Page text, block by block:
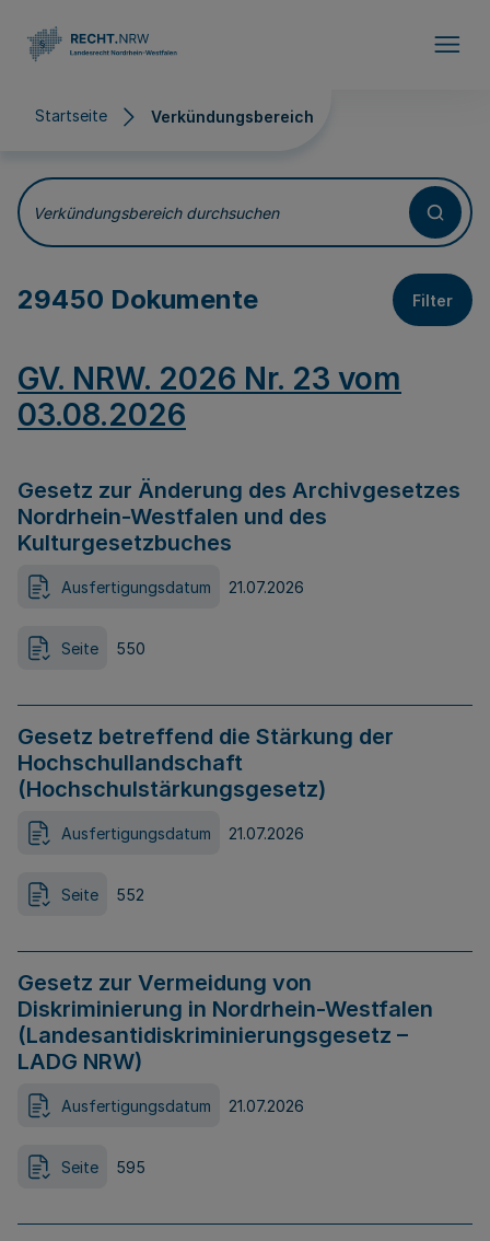
Startseite Verkündungsbereich
Verkündungsbereich
Verkündungsbereich durchsuchen
29450 Dokumente Filter
GV. NRW. 2026 Nr. 23 vom
03.08.2026
Gesetz zur Änderung des Archivgesetzes
Nordrhein-Westfalen und des
Kulturgesetzbuches
Ausfertigungsdatum 21.07.2026
Seite 550
Gesetz betreffend die Stärkung der
Hochschullandschaft
(Hochschulstärkungsgesetz)
Ausfertigungsdatum 21.07.2026
Seite 552
Gesetz zur Vermeidung von
Diskriminierung in Nordrhein-Westfalen
(Landesantidiskriminierungsgesetz –
LADG NRW)
Ausfertigungsdatum 21.07.2026
Seite 595